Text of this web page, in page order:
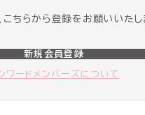
ちらから登録をお願いいたし
新規会員登録
ワードメンバーズについて